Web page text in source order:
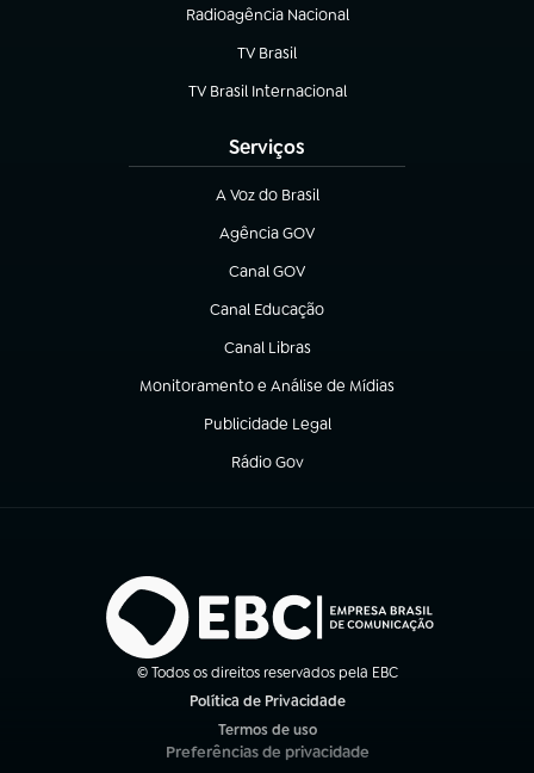
Radioagência Nacional
(abre em nova aba)
TV Brasil
(abre em nova aba)
TV Brasil Internacional
(abre em nova aba)
Serviços
A Voz do Brasil
(abre em nova aba)
Agência GOV
(abre em nova aba)
Canal GOV
(abre em nova aba)
Canal Educação
(abre em nova aba)
Canal Libras
(abre em nova aba)
Monitoramento e Análise de Mídias
(abre em nova aba)
Publicidade Legal
(abre em nova aba)
Rádio Gov
(abre em nova aba)
© Todos os direitos reservados pela EBC
Política de Privacidade
Termos de uso
(abre em nova aba)
Preferências de privacidade